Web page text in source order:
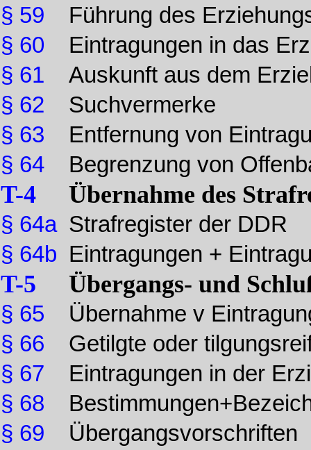
§ 59
§ 60
§ 61
§ 62
§ 63
§ 64
T-4
§ 64a
§ 64b
T-5
§ 65
§ 66
§ 67
§ 68
§ 69
Führung des
Eintragungen in das
Auskunft aus dem
Suchvermerke
Entfernung von
Begrenzung von
Übernahme des
Strafregister der DDR
Eintragungen +
Übergangs- und
Übernahme v
Getilgte oder
Eintragungen in der
Übergangsvorschriften